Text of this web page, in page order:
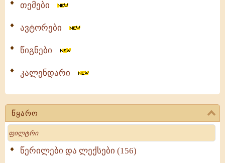
თემები
ავტორები
წიგნები
კალენდარი
წყარო
Search
წერილები და ლექსები (156)